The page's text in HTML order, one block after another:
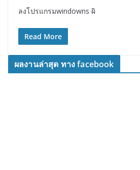
ลงโปรแกรมwindowns ผิ
Read More
ผลงานล่าสุด ทาง facebook